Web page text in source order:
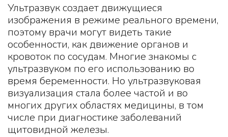
Ультразвук создает движущиеся
изображения в режиме реального времени,
поэтому врачи могут видеть такие
особенности, как движение органов и
кровоток по сосудам. Многие знакомы с
ультразвуком по его использованию во
время беременности. Но ультразвуковая
визуализация стала более частой и во
многих других областях медицины, в том
числе при диагностике заболеваний
щитовидной железы.